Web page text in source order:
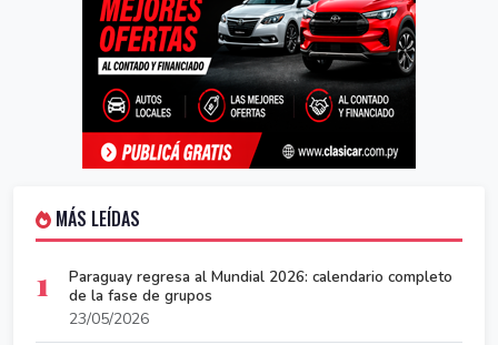
MÁS LEÍDAS
1
Paraguay regresa al Mundial 2026: calendario completo
de la fase de grupos
23/05/2026